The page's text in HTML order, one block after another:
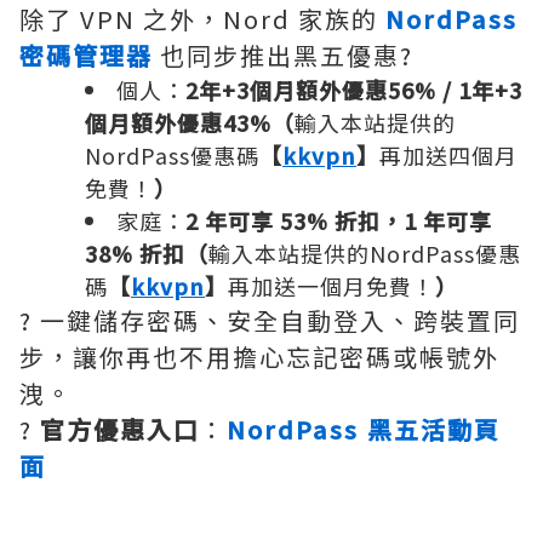
除了 VPN 之外，Nord 家族的 NordPass
密碼管理器 也同步推出黑五優惠?
個人： 2年+3個月額外優惠56% / 1年+3
個月額外優惠43%（輸入本站提供的
NordPass優惠碼 【kkvpn】 再加送四個月
免費！ ）
家庭： 2 年可享 53% 折扣，1 年可享
38% 折扣（輸入本站提供的NordPass優惠
碼 【kkvpn】 再加送一個月免費！ ）
? 一鍵儲存密碼、安全自動登入、跨裝置同
步，讓你再也不用擔心忘記密碼或帳號外
洩。
? 官方優惠入口 ： NordPass 黑五活動頁
面